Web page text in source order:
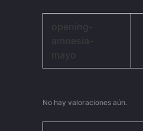
opening-
amnesia-
mayo
No hay valoraciones aún.